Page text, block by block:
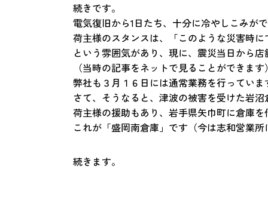
続きです。
電気復旧から1日たち、十分に冷やしこみが
荷主様のスタンスは、「このような災害時
という雰囲気があり、現に、震災当日から
（当時の記事をネットで見ることができます
弊社も３月１６日には通常業務を行っていま
さて、そうなると、津波の被害を受けた岩
荷主様の援助もあり、岩手県矢巾町に倉庫
これが「盛岡南倉庫」です（今は志和営業
続きます。